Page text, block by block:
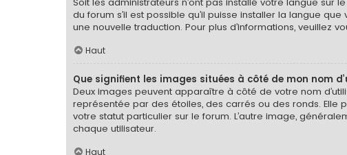
Soit les administrateurs n’ont pas installé votre langue sur
du forum s’il est possible qu’il puisse installer la langue
une nouvelle traduction. Pour plus d’informations, veuillez
Haut
Que signifient les images situées à côté de mon nom
Deux images peuvent apparaître à côté de votre nom
représentée par des étoiles, des carrés ou des ronds.
votre statut particulier sur le forum. L’autre image,
chaque utilisateur.
Haut